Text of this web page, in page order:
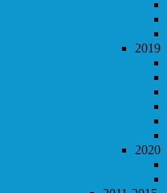
2019
2020